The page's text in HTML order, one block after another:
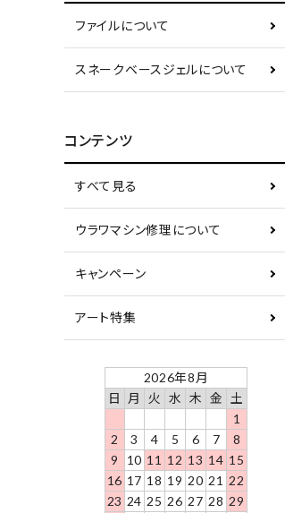
ファイルについて
スネークベースジェルについて
コンテンツ
すべて見る
ウラワマシン修理について
キャンペーン
アート特集
2026年8月
日
月 火 水 木 金
土
1
2
3 4 5 6 7
8
9
10 11 12 13 14 15
16 17 18 19 20 21 22
23 24 25 26 27 28 29